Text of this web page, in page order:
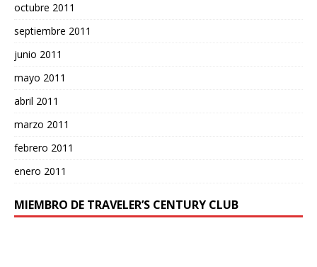
octubre 2011
septiembre 2011
junio 2011
mayo 2011
abril 2011
marzo 2011
febrero 2011
enero 2011
MIEMBRO DE TRAVELER’S CENTURY CLUB